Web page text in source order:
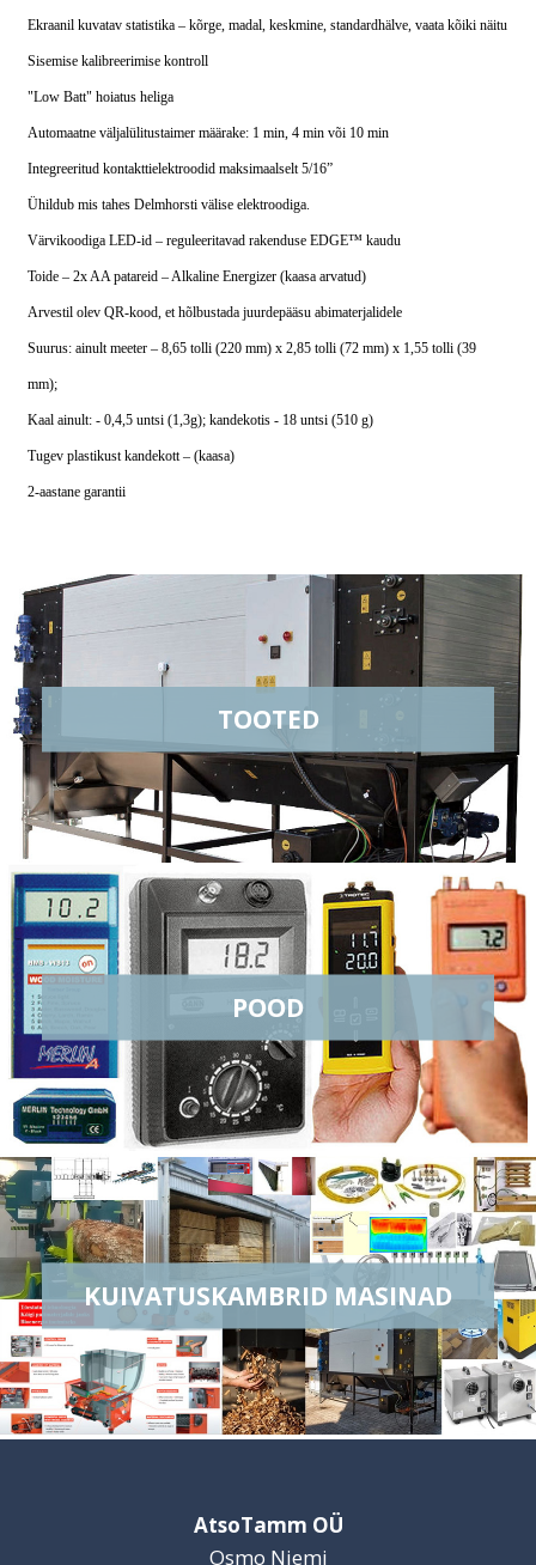
Ekraanil kuvatav statistika – kõrge, madal, keskmine, standardhälve, vaata kõiki näitu
Sisemise kalibreerimise kontroll
"Low Batt" hoiatus heliga
Automaatne väljalülitustaimer määrake: 1 min, 4 min või 10 min
Integreeritud kontakttielektroodid maksimaalselt 5/16”
Ühildub mis tahes Delmhorsti välise elektroodiga.
Värvikoodiga LED-id – reguleeritavad rakenduse EDGE™ kaudu
Toide – 2x AA patareid – Alkaline Energizer (kaasa arvatud)
Arvestil olev QR-kood, et hõlbustada juurdepääsu abimaterjalidele
Suurus: ainult meeter – 8,65 tolli (220 mm) x 2,85 tolli (72 mm) x 1,55 tolli (39
mm);
Kaal ainult: - 0,4,5 untsi (1,3g); kandekotis - 18 untsi (510 g)
Tugev plastikust kandekott – (kaasa)
2-aastane garantii
TOOTED
POOD
KUIVATUSKAMBRID MASINAD
AtsoTamm OÜ
Osmo Niemi